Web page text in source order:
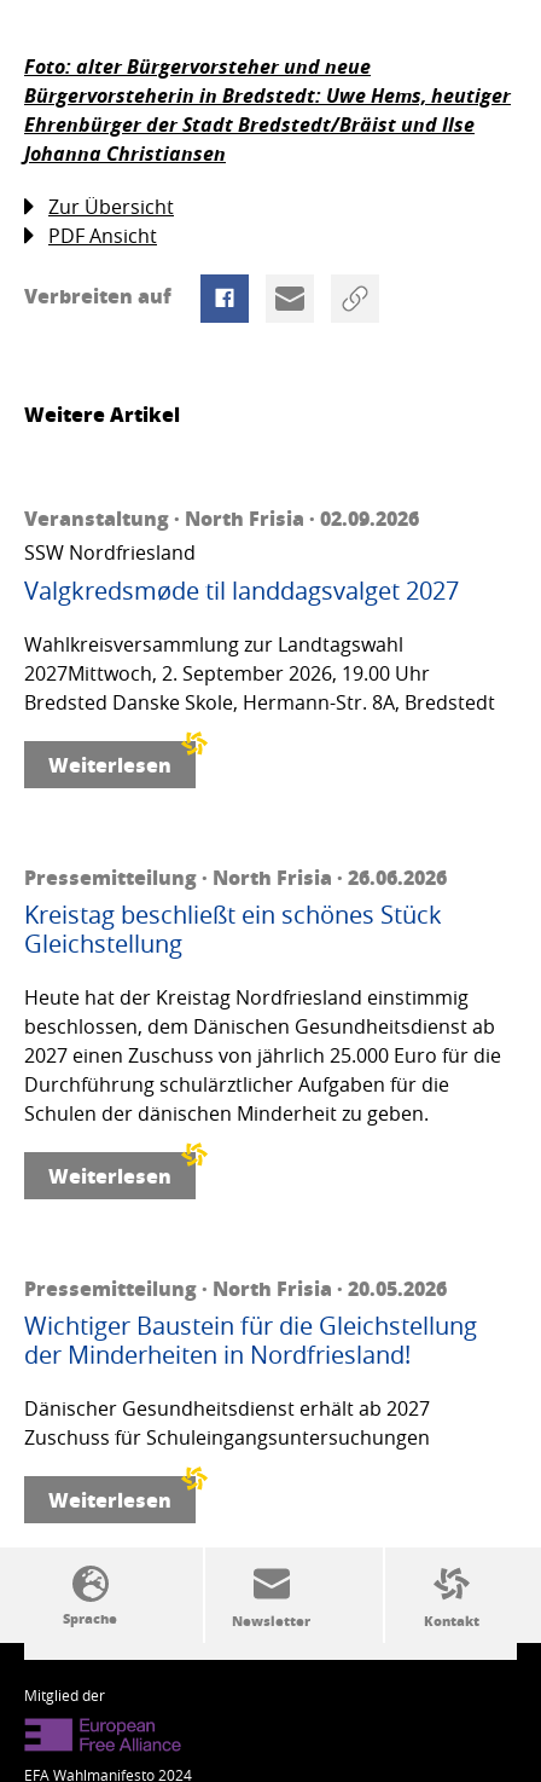
Foto: alter Bürgervorsteher und neue
Bürgervorsteherin in Bredstedt: Uwe Hems, heutiger
Ehrenbürger der Stadt Bredstedt/Bräist und Ilse
Johanna Christiansen
Zur Übersicht
PDF Ansicht
Verbreiten auf
Weitere Artikel
Veranstaltung · North Frisia · 02.09.2026
SSW Nordfriesland
Valgkredsmøde til landdagsvalget 2027
Wahlkreisversammlung zur Landtagswahl
2027Mittwoch, 2. September 2026, 19.00 Uhr
Bredsted Danske Skole, Hermann-Str. 8A, Bredstedt
Weiterlesen
Pressemitteilung · North Frisia · 26.06.2026
Kreistag beschließt ein schönes Stück
Gleichstellung
Heute hat der Kreistag Nordfriesland einstimmig
beschlossen, dem Dänischen Gesundheitsdienst ab
2027 einen Zuschuss von jährlich 25.000 Euro für die
Durchführung schulärztlicher Aufgaben für die
Schulen der dänischen Minderheit zu geben.
Weiterlesen
Pressemitteilung · North Frisia · 20.05.2026
Wichtiger Baustein für die Gleichstellung
der Minderheiten in Nordfriesland!
Dänischer Gesundheitsdienst erhält ab 2027
Zuschuss für Schuleingangsuntersuchungen
Weiterlesen
SSW-Politik von A bis Z
Mitglied der
EFA Wahlmanifesto 2024